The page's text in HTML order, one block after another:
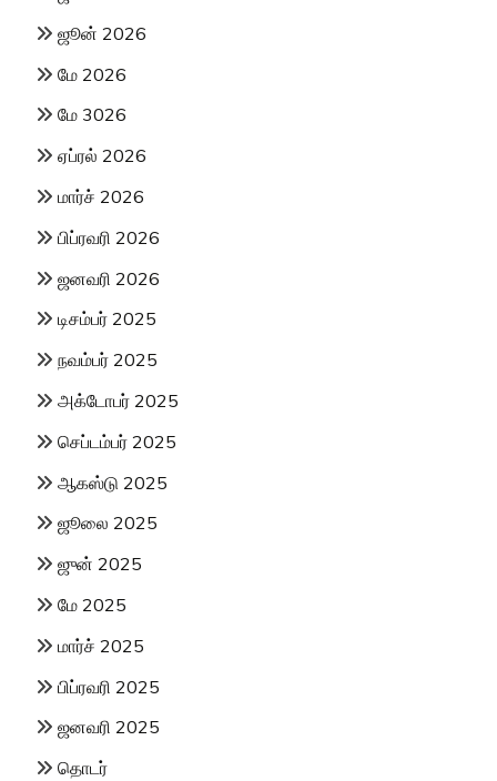
ஜூன் 2026
மே 2026
மே 3026
ஏப்ரல் 2026
மார்ச் 2026
பிப்ரவரி 2026
ஜனவரி 2026
டிசம்பர் 2025
நவம்பர் 2025
அக்டோபர் 2025
செப்டம்பர் 2025
ஆகஸ்டு 2025
ஜூலை 2025
ஜுன் 2025
மே 2025
மார்ச் 2025
பிப்ரவரி 2025
ஜனவரி 2025
தொடர்